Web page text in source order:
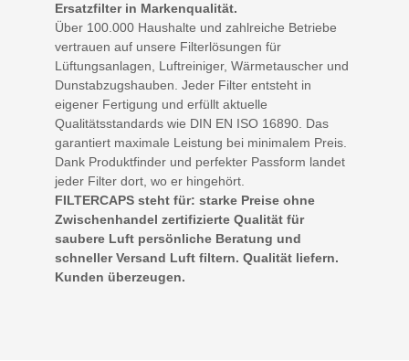
Ersatzfilter in Markenqualität.
Über 100.000 Haushalte und zahlreiche Betriebe
vertrauen auf unsere Filterlösungen für
Lüftungsanlagen, Luftreiniger, Wärmetauscher und
Dunstabzugshauben. Jeder Filter entsteht in
eigener Fertigung und erfüllt aktuelle
Qualitätsstandards wie DIN EN ISO 16890. Das
garantiert maximale Leistung bei minimalem Preis.
Dank Produktfinder und perfekter Passform landet
jeder Filter dort, wo er hingehört.
FILTERCAPS steht für: starke Preise ohne
Zwischenhandel zertifizierte Qualität für
saubere Luft persönliche Beratung und
schneller Versand Luft filtern. Qualität liefern.
Kunden überzeugen.